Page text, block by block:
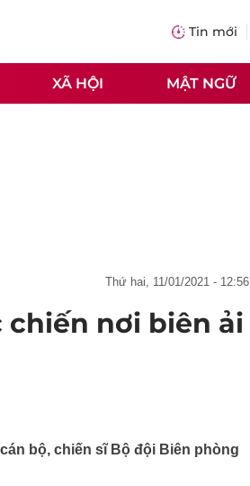
Tin mới
XÃ HỘI MẬT NGỮ
thứ hai, 11/01/2021 - 12:56
chiến nơi biên ải
bộ, chiến sĩ Bộ đội Biên phòng